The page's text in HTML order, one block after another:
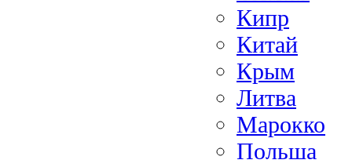
Кипр
Китай
Крым
Литва
Марокко
Польша